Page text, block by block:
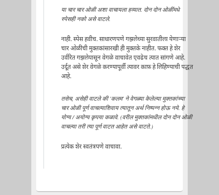
या चार चार ओळी अशा वाचायला हव्यात. दोन दोन ओळींमधे
स्पेसही नको असे वाटले.
नाही. स्पेस हवीच. साधारणपणे गझलेच्या सुरवातीला येणाऱ्या
चार ओळींची मुक्तकांसारखी ही मुक्तके नाहीत. फक्त हे शेर
उर्वरित गझलेपासून वेगळे वाचावेत एवढेच त्यात सांगणे आहे.
उर्दूत असे शेर वेगळे करण्यापूर्वी त्यावर काफ़ हे लिहिण्याची पद्धत
आहे.
तसेच, असेही वाटले की 'कलम' ने वेगळ्या केलेल्या मुक्तकांच्या
चार ओळी पूर्ण वाचल्याशिवाय त्यातून अर्थ निष्पन्न होऊ नये. हे
योग्य / अयोग्य कृपया कळावे. (वरील मुक्तकांमधील दोन दोन ओळी
वाचल्या तरी त्या पूर्ण वाटत आहेत असे वाटते.)
प्रत्येक शेर स्वतंत्रपणे वाचावा.